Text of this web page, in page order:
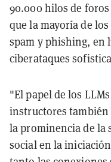
90.000 hilos de
que la mayoría de
spam y phishing, en
ciberataques
"El papel de los
instructores también
la prominencia de la
social en la